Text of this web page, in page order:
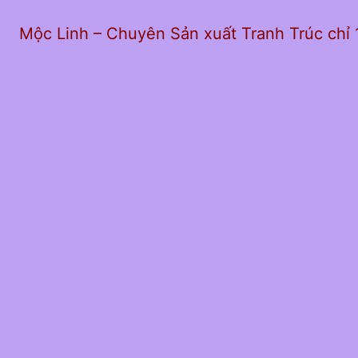
Mộc Linh – Chuyên Sản xuất Tranh Trúc chỉ